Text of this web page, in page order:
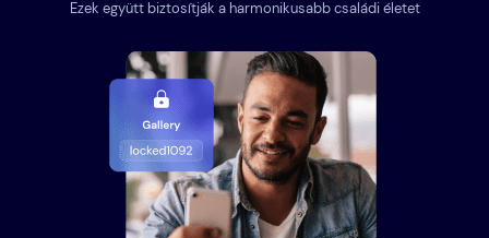
Ezek együtt biztosítják a harmonikusabb családi életet